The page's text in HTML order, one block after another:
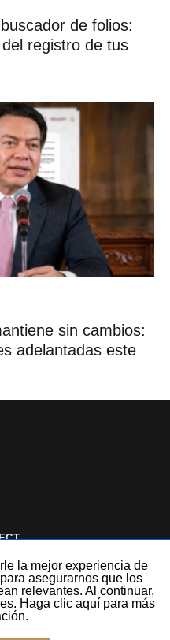
la mejor experiencia de
asegurarnos que los
relevantes. Al continuar,
Haga clic aquí para más